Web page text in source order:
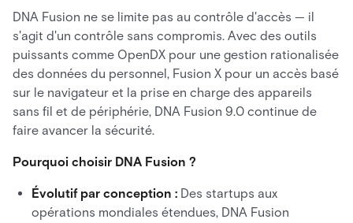
DNA Fusion ne se limite pas au contrôle d'accès — il
s'agit d'un contrôle sans compromis. Avec des outils
puissants comme OpenDX pour une gestion rationalisée
des données du personnel, Fusion X pour un accès basé
sur le navigateur et la prise en charge des appareils
sans fil et de périphérie, DNA Fusion 9.0 continue de
faire avancer la sécurité.
Pourquoi choisir DNA Fusion ?
Évolutif par conception : Des startups aux
opérations mondiales étendues, DNA Fusion